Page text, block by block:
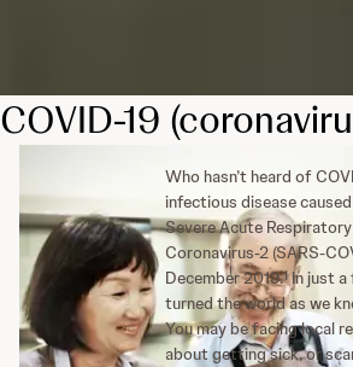
COVID-19
Who hasn’t heard of
infectious disease
Severe Acute
Coronavirus-2 (SARS-
December 2019.1In just a
turned the world as we
You may be facing local
about getting sick, or